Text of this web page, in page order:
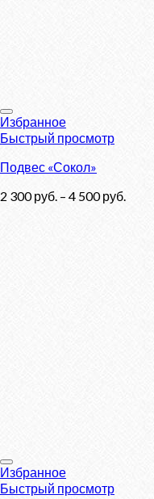
Избранное
Быстрый просмотр
Подвес «Сокол»
2 300руб. – 4 500руб.
Избранное
Быстрый просмотр